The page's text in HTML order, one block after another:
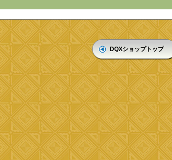
DQXショップトップ